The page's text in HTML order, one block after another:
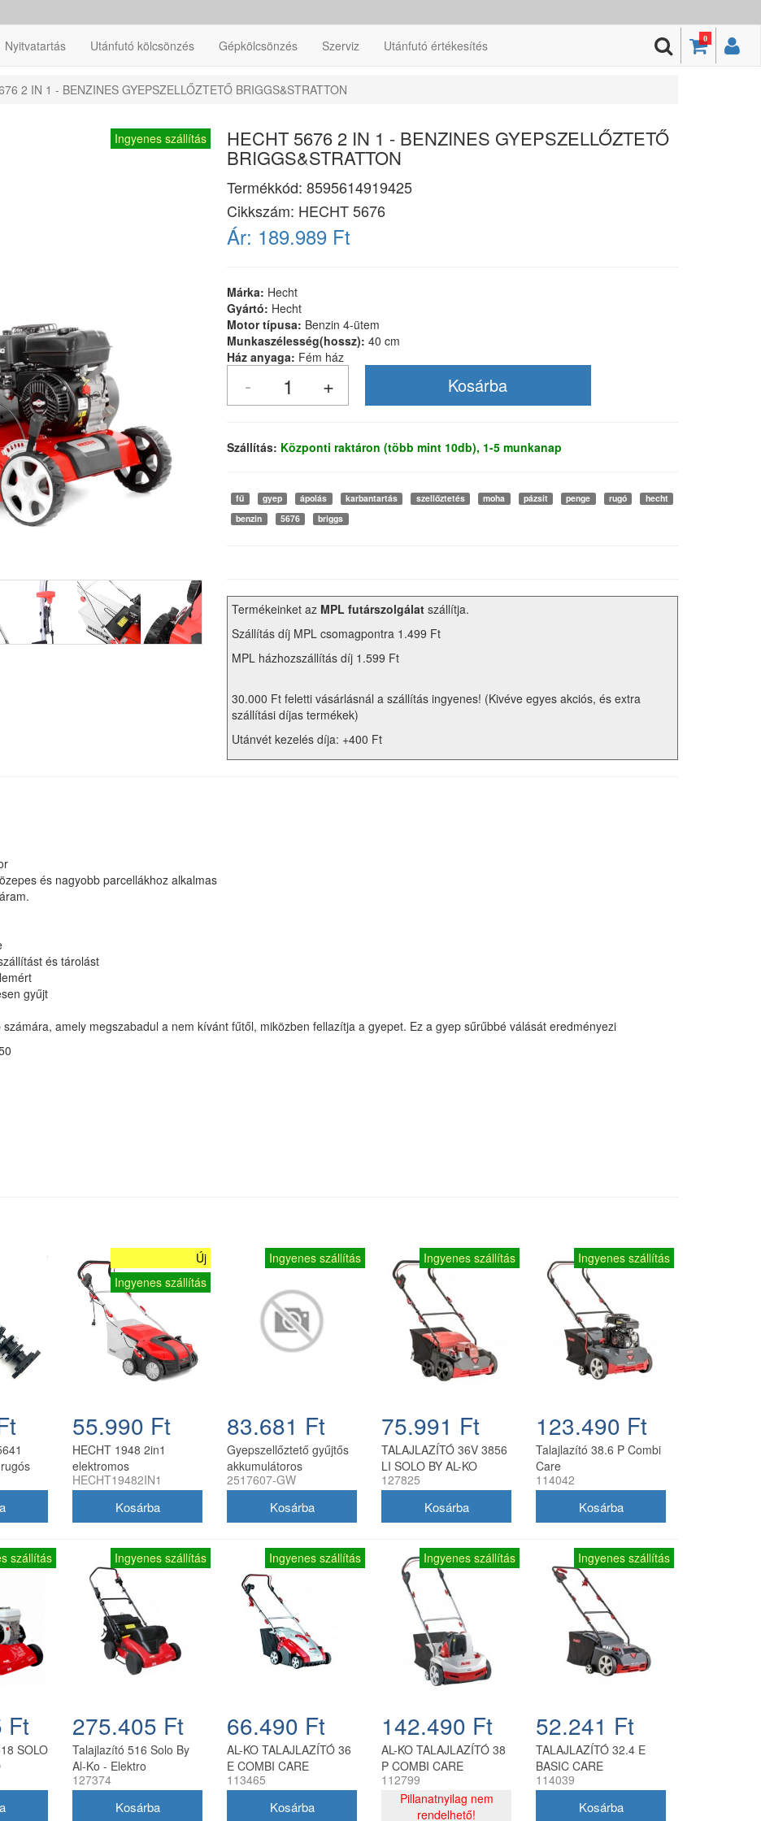
0
Nyitvatartás Utánfutó kölcsönzés Gépkölcsönzés Szerviz Utánfutó értékesítés
2 IN 1 - BENZINES GYEPSZELLŐZTETŐ BRIGGS&STRATTON
Ingyenes szállítás HECHT 5676 2 IN 1 - BENZINES GYEPSZELLŐZTETŐ
BRIGGS&STRATTON
Termékkód: 8595614919425
Cikkszám: HECHT 5676
Ár: 189.989 Ft
Márka: Hecht
Gyártó: Hecht
Motor típusa: Benzin 4-ütem
Munkaszélesség(hossz): 40 cm
Ház anyaga: Fém ház
Szállítás: Központi raktáron (több mint 10db), 1-5 munkanap
fű gyep ápolás karbantartás szellőztetés moha pázsit penge rugó
hecht
benzin
5676 briggs
Termékeinket az MPL futárszolgálat szállítja.
Szállítás díj MPL csomagpontra 1.499 Ft
MPL házhozszállítás díj 1.599 Ft
30.000 Ft feletti vásárlásnál a szállítás ingyenes! (Kivéve egyes akciós, és extra
szállítási díjas termékek)
Utánvét kezelés díja: +400 Ft
és nagyobb parcellákhoz alkalmas
és tárolást
gyűjt
amely megszabadul a nem kívánt fűtől, miközben fellazítja a gyepet. Ez a gyep sűrűbbé válását eredményezi
Új
Ingyenes szállítás
55.990 Ft
HECHT 1948 2in1
elektromos
gyepszellőztető 2000 W,
HECHT19482IN1
Ingyenes szállítás
83.681 Ft
Gyepszellőztető gyűjtős
akkumulátoros
Greenworks GD40SC36
2517607-GW
Ingyenes szállítás
75.991 Ft
TALAJLAZÍTÓ 36V 3856
LI SOLO BY AL-KO
127825
Ingyenes szállítás
123.490 Ft
Talajlazító 38.6 P Combi
Care
114042
szállítás
Ft
SOLO
Ingyenes szállítás
275.405 Ft
Talajlazító 516 Solo By
Al-Ko - Elektro
127374
Ingyenes szállítás
66.490 Ft
AL-KO TALAJLAZÍTÓ 36
E COMBI CARE
COMFORT
113465
Ingyenes szállítás
142.490 Ft
AL-KO TALAJLAZÍTÓ 38
P COMBI CARE
COMFORT
112799
Pillanatnyilag nem
rendelhető!
Ingyenes szállítás
52.241 Ft
TALAJLAZÍTÓ 32.4 E
BASIC CARE
114039